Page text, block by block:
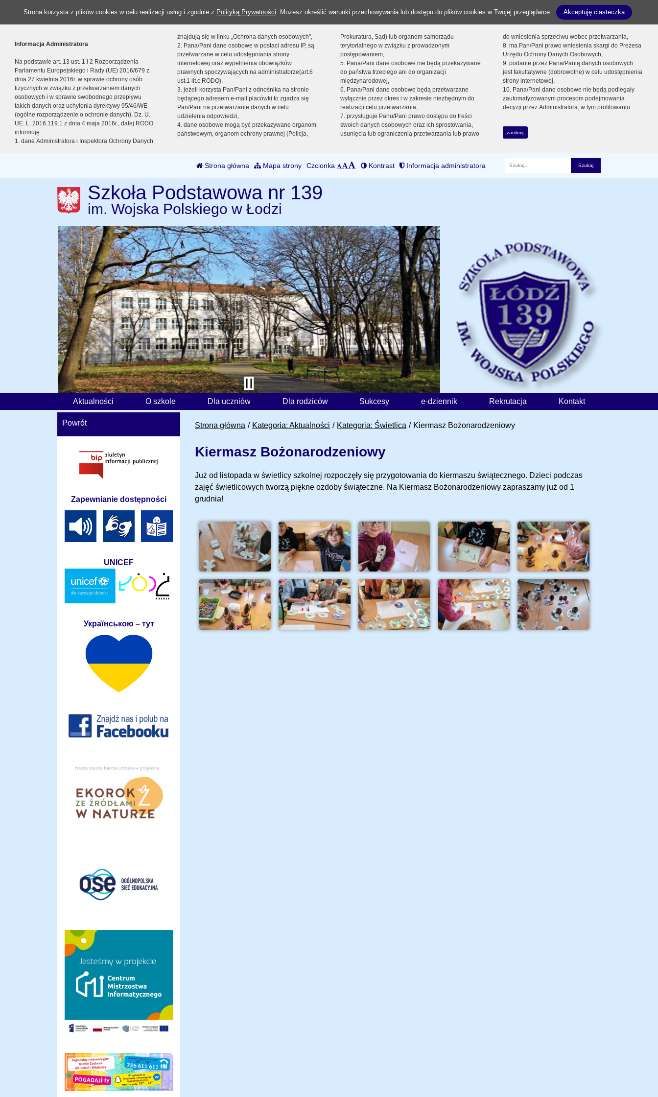
Strona korzysta z plików cookies w celu realizacji usług i zgodnie z Polityką Prywatności. Możesz określić warunki przechowywania lub dostępu do plików cookies w Twojej przeglądarce. Akceptuję ciasteczka
Informacja Administratora
Na podstawie art. 13 ust. 1 i 2 Rozporządzenia
Parlamentu Europejskiego i Rady (UE) 2016/679 z
dnia 27 kwietnia 2016r. w sprawie ochrony osób
fizycznych w związku z przetwarzaniem danych
osobowych i w sprawie swobodnego przepływu
takich danych oraz uchylenia dyrektywy 95/46/WE
(ogólne rozporządzenie o ochronie danych), Dz. U.
UE. L. 2016.119.1 z dnia 4 maja 2016r., dalej RODO
informuję:
1. dane Administratora i Inspektora Ochrony Danych
znajdują się w linku „Ochrona danych osobowych”,
2. Pana/Pani dane osobowe w postaci adresu IP, są
przetwarzane w celu udostępniania strony
internetowej oraz wypełnienia obowiązków
prawnych spoczywających na administratorze(art.6
ust.1 lit.c RODO),
3. jeżeli korzysta Pan/Pani z odnośnika na stronie
będącego adresem e-mail placówki to zgadza się
Pan/Pani na przetwarzanie danych w celu
udzielenia odpowiedzi,
4. dane osobowe mogą być przekazywane organom
państwowym, organom ochrony prawnej (Policja,
Prokuratura, Sąd) lub organom samorządu
terytorialnego w związku z prowadzonym
postępowaniem,
5. Pana/Pani dane osobowe nie będą przekazywane
do państwa trzeciego ani do organizacji
międzynarodowej,
6. Pana/Pani dane osobowe będą przetwarzane
wyłącznie przez okres i w zakresie niezbędnym do
realizacji celu przetwarzania,
7. przysługuje Panu/Pani prawo dostępu do treści
swoich danych osobowych oraz ich sprostowania,
usunięcia lub ograniczenia przetwarzania lub prawo
do wniesienia sprzeciwu wobec przetwarzania,
8. ma Pan/Pani prawo wniesienia skargi do Prezesa
Urzędu Ochrony Danych Osobowych,
9. podanie przez Pana/Panią danych osobowych
jest fakultatywne (dobrowolne) w celu udostępnienia
strony internetowej,
10. Pana/Pani dane osobowe nie będą podlegały
zautomatyzowanym procesom podejmowania
decyzji przez Administratora, w tym profilowaniu.
zamknij
Strona główna Mapa strony Czcionka Kontrast Informacja administratora
Szkoła Podstawowa nr 139
im. Wojska Polskiego w Łodzi
Aktualności O szkole Dla uczniów Dla rodziców Sukcesy e-dziennik Rekrutacja Kontakt
Strona główna Kategoria: Aktualności Kategoria: Świetlica Kiermasz Bożonarodzeniowy
Kiermasz Bożonarodzeniowy
Już od listopada w świetlicy szkolnej rozpoczęły się przygotowania do kiermaszu świątecznego. Dzieci podczas
zajęć świetlicowych tworzą piękne ozdoby świąteczne. Na Kiermasz Bożonarodzeniowy zapraszamy już od 1
grudnia!
Powrót
Zapewnianie dostępności
UNICEF
Українською – тут